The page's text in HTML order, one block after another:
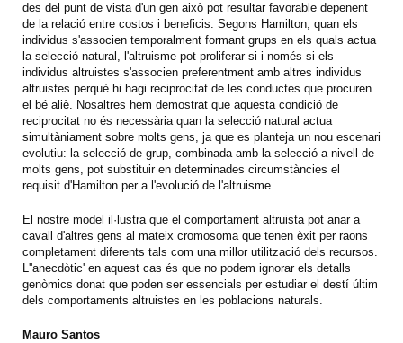
des del punt de vista d'un gen això pot resultar favorable depenent
de la relació entre costos i beneficis. Segons Hamilton, quan els
individus s'associen temporalment formant grups en els quals actua
la selecció natural, l'altruisme pot proliferar si i només si els
individus altruistes s'associen preferentment amb altres individus
altruistes perquè hi hagi reciprocitat de les conductes que procuren
el bé aliè. Nosaltres hem demostrat que aquesta condició de
reciprocitat no és necessària quan la selecció natural actua
simultàniament sobre molts gens, ja que es planteja un nou escenari
evolutiu: la selecció de grup, combinada amb la selecció a nivell de
molts gens, pot substituir en determinades circumstàncies el
requisit d'Hamilton per a l'evolució de l'altruisme.
El nostre model il·lustra que el comportament altruista pot anar a
cavall d'altres gens al mateix cromosoma que tenen èxit per raons
completament diferents tals com una millor utilització dels recursos.
L''anecdòtic' en aquest cas és que no podem ignorar els detalls
genòmics donat que poden ser essencials per estudiar el destí últim
dels comportaments altruistes en les poblacions naturals.
Mauro Santos